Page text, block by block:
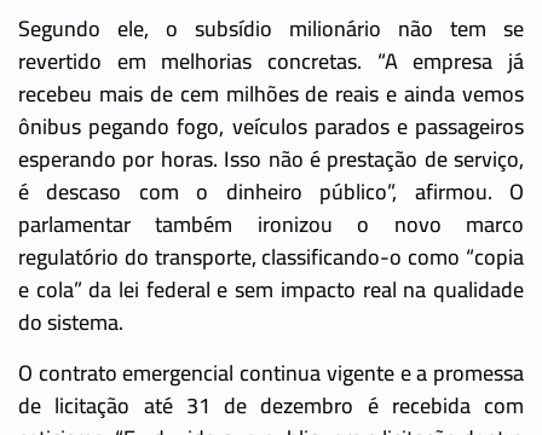
Segundo ele, o subsídio milionário não tem se
revertido em melhorias concretas. “A empresa já
recebeu mais de cem milhões de reais e ainda vemos
ônibus pegando fogo, veículos parados e passageiros
esperando por horas. Isso não é prestação de serviço,
é descaso com o dinheiro público”, afirmou. O
parlamentar também ironizou o novo marco
regulatório do transporte, classificando-o como “copia
e cola” da lei federal e sem impacto real na qualidade
do sistema.
O contrato emergencial continua vigente e a promessa
de licitação até 31 de dezembro é recebida com